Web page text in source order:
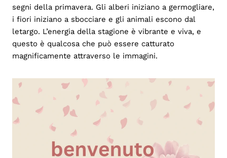
segni della primavera. Gli alberi iniziano a germogliare,
i fiori iniziano a sbocciare e gli animali escono dal
letargo. L’energia della stagione è vibrante e viva, e
questo è qualcosa che può essere catturato
magnificamente attraverso le immagini.